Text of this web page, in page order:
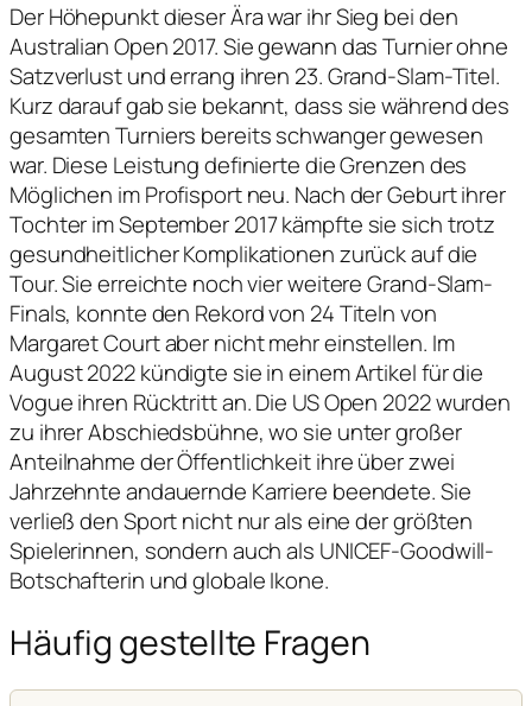
Der Höhepunkt dieser Ära war ihr Sieg bei den
Australian Open 2017. Sie gewann das Turnier ohne
Satzverlust und errang ihren 23. Grand-Slam-Titel.
Kurz darauf gab sie bekannt, dass sie während des
gesamten Turniers bereits schwanger gewesen
war. Diese Leistung definierte die Grenzen des
Möglichen im Profisport neu. Nach der Geburt ihrer
Tochter im September 2017 kämpfte sie sich trotz
gesundheitlicher Komplikationen zurück auf die
Tour. Sie erreichte noch vier weitere Grand-Slam-
Finals, konnte den Rekord von 24 Titeln von
Margaret Court aber nicht mehr einstellen. Im
August 2022 kündigte sie in einem Artikel für die
Vogue ihren Rücktritt an. Die US Open 2022 wurden
zu ihrer Abschiedsbühne, wo sie unter großer
Anteilnahme der Öffentlichkeit ihre über zwei
Jahrzehnte andauernde Karriere beendete. Sie
verließ den Sport nicht nur als eine der größten
Spielerinnen, sondern auch als UNICEF-Goodwill-
Botschafterin und globale Ikone.
Häufig gestellte Fragen